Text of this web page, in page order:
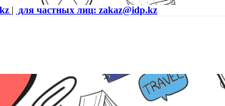
| для частных лиц: zakaz@idp.kz